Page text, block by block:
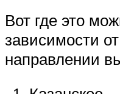
Вот где это
зависимости
направлении